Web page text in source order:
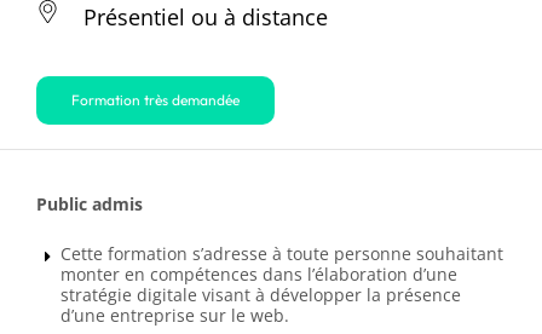
Présentiel ou à distance
Formation très demandée
Public admis
Cette formation s’adresse à toute personne souhaitant
monter en compétences dans l’élaboration d’une
stratégie digitale visant à développer la présence
d’une entreprise sur le web.